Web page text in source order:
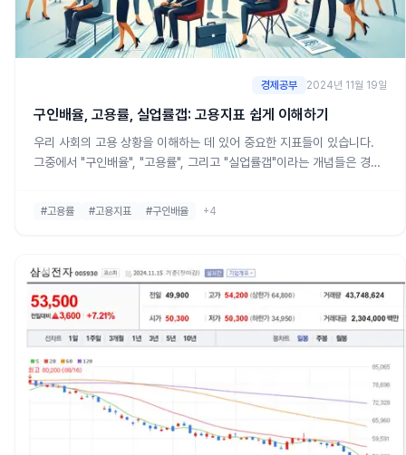
경제공부 2024년 11월 19일
구인배율, 고용률, 실업률갭: 고용지표 쉽게 이해하기
우리 사회의 고용 상황을 이해하는 데 있어 중요한 지표들이 있습니다.
그중에서 "구인배율", "고용률", 그리고 "실업률갭"이라는 개념들은 경제
념들이 무엇인지 쉽게 설명하고, 각각의 지표가 어떤 의미를 가지는지 살
#고용률 #고용지표 #구인배율 +4